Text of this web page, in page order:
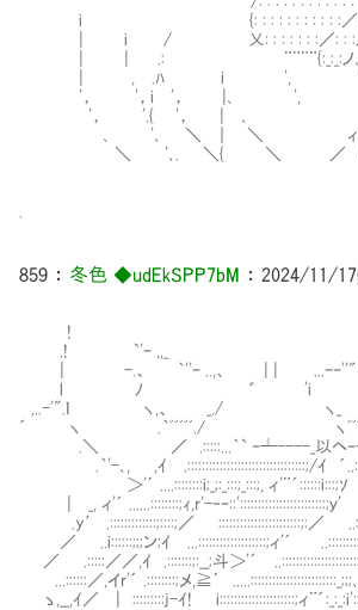
i {: : : : : : : : : : :
| i / 乂: : : : : : :／: : :
| | .: ¨¨¨¨{:_:_:ノ､
| , .ﾊ i ', ＼ ､^
'， '，i '， |､ ', }､
'， '.{ '， | ､ _ﾉﾆ
､ '､ ＼ ｜ ＼ ィfﾆﾆ
＼ '､. ＼{ ＼ ／ {ﾆﾆ
859 ： 冬色 ◆udEkSPP7bM ： 2024/11/
!
.! `'ｰ ,,_ _,,,
| -.、 ｀''ｰ ..,、 | | ...
l ﾉ ゛
,..-'".ｌ ヽ,、 _./ ヽ
´ ヽ .｀ﾞﾞﾞﾞﾞ./ ヽﾞﾞ
.＼ ／ .:::::...｀`
.｀'-､, ,ｲ .:::::::::::::::::::::::::::::::::;/ｲ
＞'´ ....::::::::i;_;:_:::;_:::;, ィ
| _, ィ'´ ......::::::::;ｨ,r'-‐‐::'::::::::::::::::::::::::;
.y′ .:::::::::::::;::::;／ :::::::::::::::::::::::;:／
／ ..i::::::;;;ン;ｲ ...:::::::::::::::::::;ィ'´
／ .:::::／／,ｲ .:::::::;:__;斗＞'´
...::::::／,イr'´ .::::::::;メ,≧´ .....::::::::::::::::::::::::_;;;､ﾉ
ゝ,__,ｲ／ | :::::::::j-ｲ! i:::::::::::::::::::::;ィ